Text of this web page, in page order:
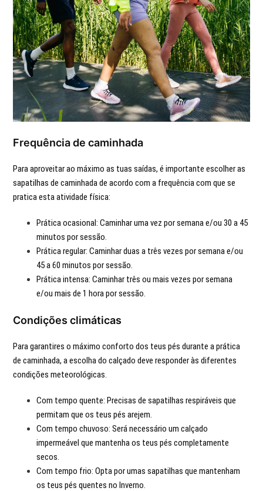
Frequência de caminhada
Para aproveitar ao máximo as tuas saídas, é importante escolher as
sapatilhas de caminhada de acordo com a frequência com que se
pratica esta atividade física:
Prática ocasional: Caminhar uma vez por semana e/ou 30 a 45
minutos por sessão.
Prática regular: Caminhar duas a três vezes por semana e/ou
45 a 60 minutos por sessão.
Prática intensa: Caminhar três ou mais vezes por semana
e/ou mais de 1 hora por sessão.
Condições climáticas
Para garantires o máximo conforto dos teus pés durante a prática
de caminhada, a escolha do calçado deve responder às diferentes
condições meteorológicas.
Com tempo quente: Precisas de sapatilhas respiráveis ​​que
permitam que os teus pés arejem.
Com tempo chuvoso: Será necessário um calçado
impermeável que mantenha os teus pés completamente
secos.
Com tempo frio: Opta por umas sapatilhas que mantenham
os teus pés quentes no Inverno.